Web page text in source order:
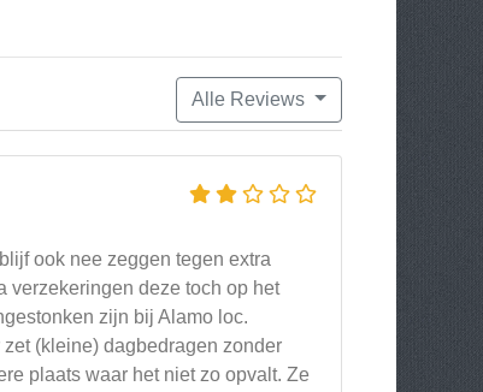
Alle Reviews
ook nee zeggen tegen extra
verzekeringen deze toch op het
zijn bij Alamo loc.
(kleine) dagbedragen zonder
plaats waar het niet zo opvalt. Ze